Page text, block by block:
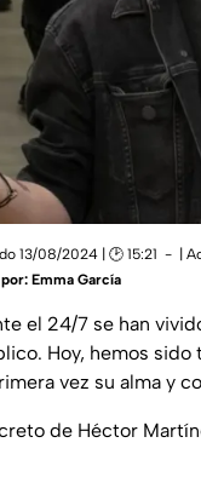
13/08/2024 | 🕑 15:21 |
Emma García
el 24/7 se han
Hoy, hemos
vez su alma y
de Héctor